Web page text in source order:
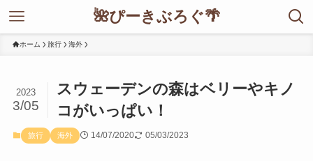
🌺ぴーきぶろぐ🌴
ホーム 旅行 海外
スウェーデンの森はベリーやキノ
コがいっぱい！
2023
3/05
旅行 海外 14/07/2020 05/03/2023